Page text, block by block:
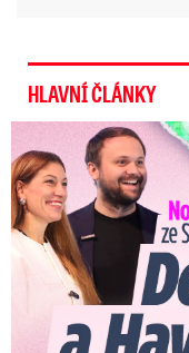
HLAVNÍ ČLÁNKY
Nová láska ve